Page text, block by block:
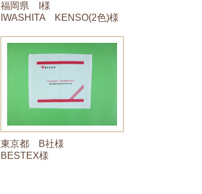
福岡県 I様
IWASHITA KENSO(2色)様
東京都 B社様
BESTEX様